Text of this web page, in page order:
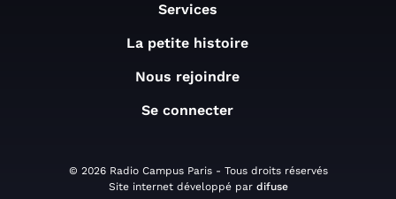
Services
La petite histoire
Nous rejoindre
Se connecter
© 2026 Radio Campus Paris - Tous droits réservés
Site internet développé par difuse